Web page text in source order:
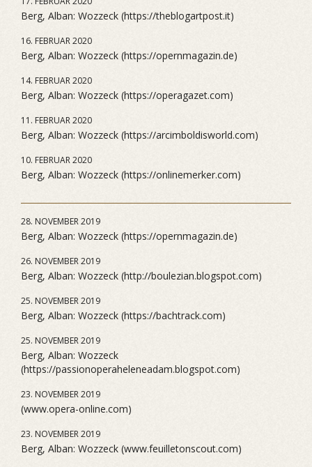
Berg, Alban: Wozzeck (https://theblogartpost.it)
16. FEBRUAR 2020
Berg, Alban: Wozzeck (https://opernmagazin.de)
14. FEBRUAR 2020
Berg, Alban: Wozzeck (https://operagazet.com)
11. FEBRUAR 2020
Berg, Alban: Wozzeck (https://arcimboldisworld.com)
10. FEBRUAR 2020
Berg, Alban: Wozzeck (https://onlinemerker.com)
28. NOVEMBER 2019
Berg, Alban: Wozzeck (https://opernmagazin.de)
26. NOVEMBER 2019
Berg, Alban: Wozzeck (http://boulezian.blogspot.com)
25. NOVEMBER 2019
Berg, Alban: Wozzeck (https://bachtrack.com)
25. NOVEMBER 2019
Berg, Alban: Wozzeck
(https://passionoperaheleneadam.blogspot.com)
23. NOVEMBER 2019
(www.opera-online.com)
23. NOVEMBER 2019
Berg, Alban: Wozzeck (www.feuilletonscout.com)